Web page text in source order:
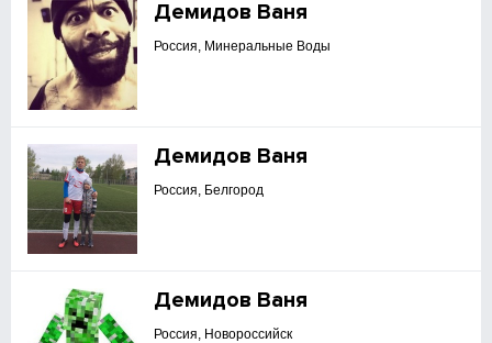
Демидов Ваня
Россия, Минеральные Воды
Демидов Ваня
Россия, Белгород
Демидов Ваня
Россия, Новороссийск